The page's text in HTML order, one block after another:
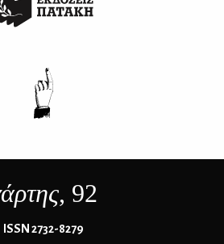
, 92
ΙSSN 2732-8279